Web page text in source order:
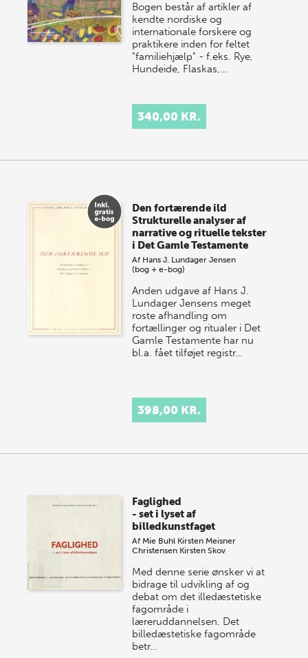
Bogen består af artikler af
kendte nordiske og
internationale forskere og
praktikere inden for feltet
"familiehjælp" - f.eks. Rye,
Hundeide, Flaskas,…
340,00 KR.
Den fortærende ild
Strukturelle analyser af
narrative og rituelle tekster
i Det Gamle Testamente
Af Hans J. Lundager Jensen
(bog + e-bog)
Anden udgave af Hans J.
Lundager Jensens meget
roste afhandling om
fortællinger og ritualer i Det
Gamle Testamente har nu
bl.a. fået tilføjet registr…
398,00 KR.
Faglighed
- set i lyset af
billedkunstfaget
Af Mie Buhl Kirsten Meisner
Christensen Kirsten Skov
Med denne serie ønsker vi at
bidrage til udvikling af og
debat om det illedæstetiske
fagområde i
læreruddannelsen. Det
billedæstetiske fagområde
betr…